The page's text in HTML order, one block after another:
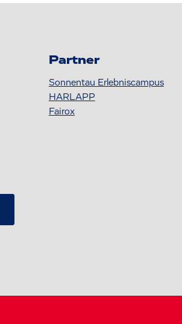
Partner
Sonnentau Erlebniscampus
HARLAPP
Fairox